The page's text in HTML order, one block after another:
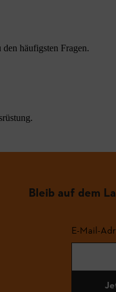
häufigsten Fragen.
Bleib auf dem
E-Mail-